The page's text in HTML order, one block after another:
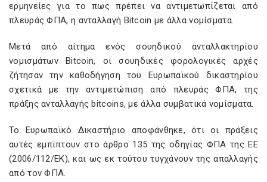
ερμηνείες για το πως πρέπει να αντιμετωπίζεται από
πλευράς ΦΠΑ, η ανταλλαγή Bitcoin με άλλα νομίσματα.
Μετά από αίτημα ενός σουηδικού ανταλλακτηρίου
νομισμάτων Bitcoin, οι σουηδικές φορολογικές αρχές
ζήτησαν την καθοδήγηση του Ευρωπαϊκού δικαστηρίου
σχετικά με την αντιμετώπιση από πλευράς ΦΠΑ, της
πράξης ανταλλαγής bitcoins, με άλλα συμβατικά νομίσματα.
Το Ευρωπαϊκό Δικαστήριο αποφάνθηκε, ότι οι πράξεις
αυτές εμπίπτουν στο άρθρο 135 της οδηγίας ΦΠΑ της ΕΕ
(2006/112/ΕΚ), και ως εκ τούτου τυγχάνουν της απαλλαγής
από τον ΦΠΑ.